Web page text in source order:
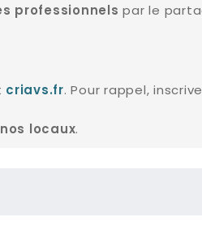
professionnels par le
criavs.fr. Pour rappel,
locaux.